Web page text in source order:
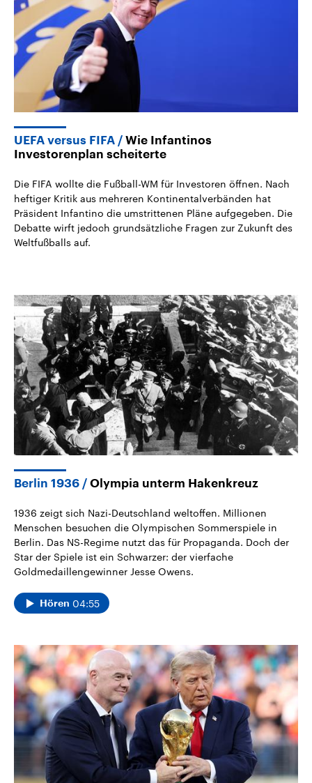
UEFA versus FIFA
Wie Infantinos
Investorenplan scheiterte
Die FIFA wollte die Fußball-WM für Investoren öffnen. Nach
heftiger Kritik aus mehreren Kontinentalverbänden hat
Präsident Infantino die umstrittenen Pläne aufgegeben. Die
Debatte wirft jedoch grundsätzliche Fragen zur Zukunft des
Weltfußballs auf.
Berlin 1936 Olympia unterm Hakenkreuz
1936 zeigt sich Nazi-Deutschland weltoffen. Millionen
Menschen besuchen die Olympischen Sommerspiele in
Berlin. Das NS-Regime nutzt das für Propaganda. Doch der
Star der Spiele ist ein Schwarzer: der vierfache
Goldmedaillengewinner Jesse Owens.
Hören 04:55